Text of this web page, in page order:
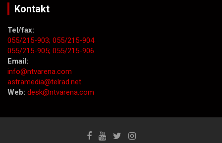
Kontakt
Tel/fax:
055/215-903; 055/215-904
055/215-905; 055/215-906
Email:
info@ntvarena.com
astramedia@telrad.net
Web: desk@ntvarena.com